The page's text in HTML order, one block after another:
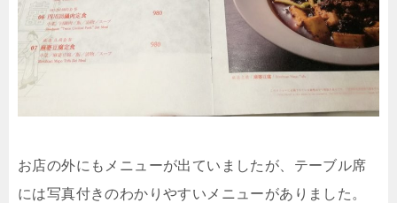
お店の外にもメニューが出ていましたが、テーブル席
には写真付きのわかりやすいメニューがありました。